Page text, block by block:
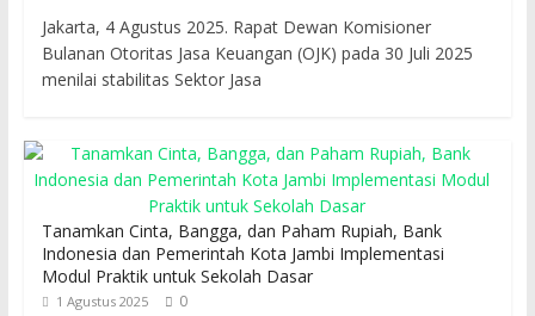
Jakarta, 4 Agustus 2025. Rapat Dewan Komisioner
Bulanan Otoritas Jasa Keuangan (OJK) pada 30 Juli 2025
menilai stabilitas Sektor Jasa
Tanamkan Cinta, Bangga, dan Paham Rupiah, Bank
Indonesia dan Pemerintah Kota Jambi Implementasi
Modul Praktik untuk Sekolah Dasar
1 Agustus 2025 0